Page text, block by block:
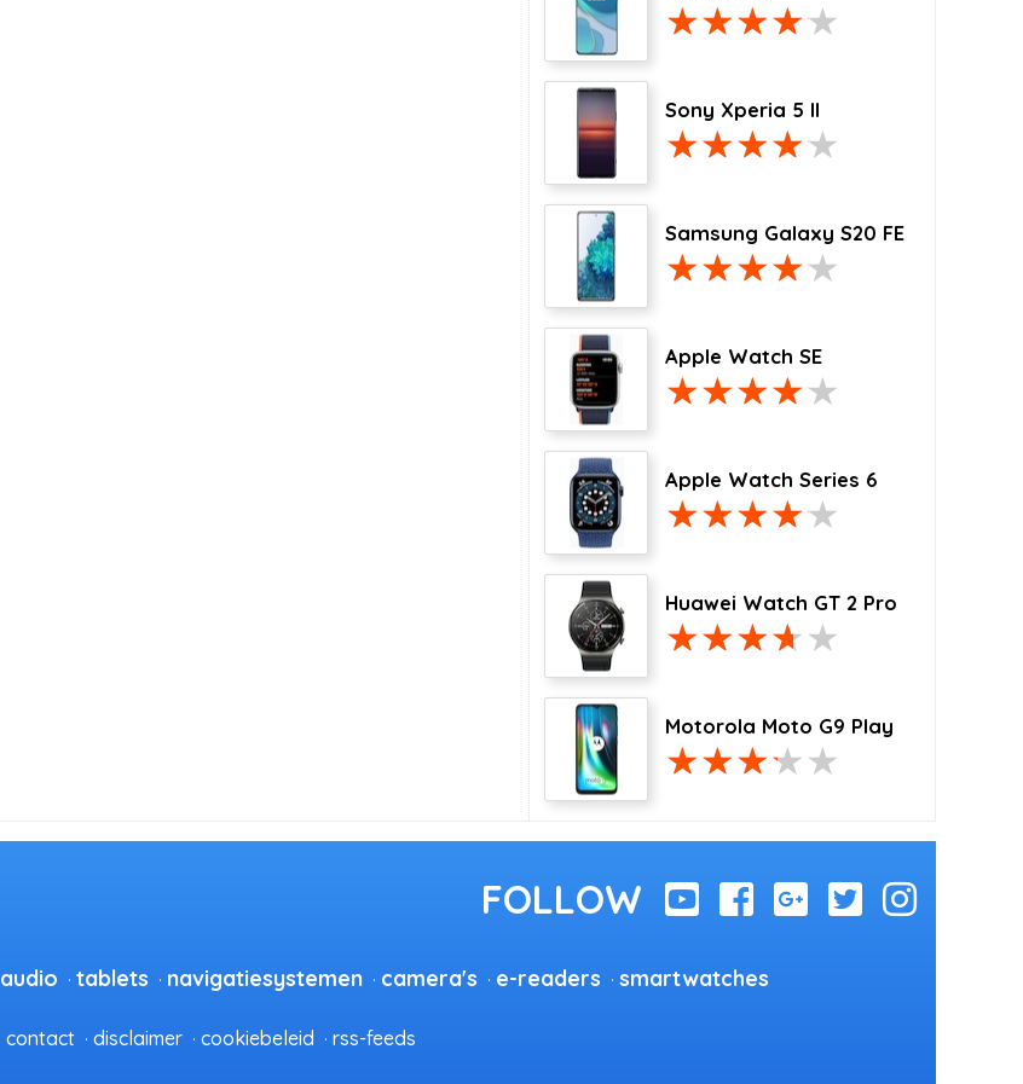
Sony Xperia 5 II
Samsung Galaxy S20 FE
Apple Watch SE
Apple Watch Series 6
Huawei Watch GT 2 Pro
Motorola Moto G9 Play
audio tablets navigatiesystemen camera's e-readers smartwatches
contact disclaimer cookiebeleid rss-feeds